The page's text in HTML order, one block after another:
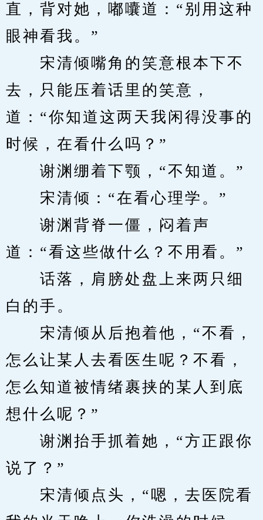
直，背对她，嘟囔道：“别用这种
眼神看我。”
宋清倾嘴角的笑意根本下不
去，只能压着话里的笑意，
道：“你知道这两天我闲得没事的
时候，在看什么吗？”
谢渊绷着下颚，“不知道。”
宋清倾：“在看心理学。”
谢渊背脊一僵，闷着声
道：“看这些做什么？不用看。”
话落，肩膀处盘上来两只细
白的手。
宋清倾从后抱着他，“不看，
怎么让某人去看医生呢？不看，
怎么知道被情绪裹挟的某人到底
想什么呢？”
谢渊抬手抓着她，“方正跟你
说了？”
宋清倾点头，“嗯，去医院看